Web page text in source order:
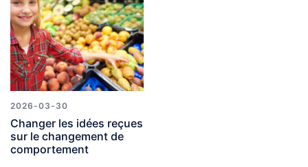
2026-03-30
Changer les idées reçues
sur le changement de
comportement